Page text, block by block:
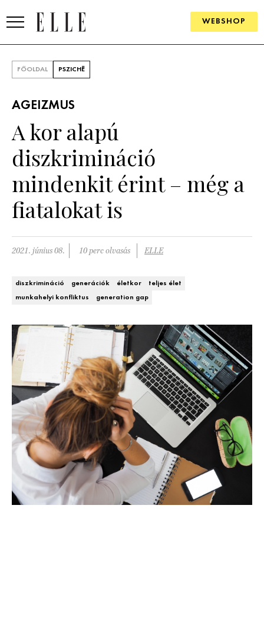
WEBSHOP
SZÉPSÉG
PÁRKAPCSOLAT
DECOR
Trendek
Szobák
Ötletek
Szép terek
SZTÁRHÍREK
BUSINESS
ANYA
AWARDS
BEAUTY AWARDS
EVENT
FŐOLDAL PSZICHÉ
AGEIZMUS
A kor alapú
diszkrimináció
mindenkit érint – még a
fiatalokat is
2021. június 08. 10 perc olvasás ELLE
diszkrimináció generációk életkor
teljes élet
munkahelyi konfliktus
generation gap